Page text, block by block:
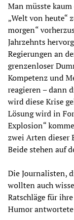
Man müsste
„Welt von heute“
morgen“
Jahrzehnts
Regierungen an
grenzenloser
Kompetenz und
reagieren – dann
wird diese Krise
Lösung wird in
Explosion“
zwei Arten dieser
Beide stehen auf
Die Journalisten,
wollten auch
Ratschläge für
Humor